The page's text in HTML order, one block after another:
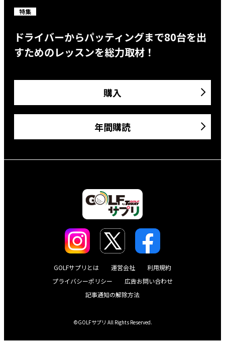
特集
ドライバーからパッティングまで80台を出
すためのレッスンを総力取材！
購入
年間購読
GOLFサプリとは 運営会社
利用規約
プライバシーポリシー
広告お問い合わせ
記事通知の解除方法
©GOLFサプリ All Rights Reserved.